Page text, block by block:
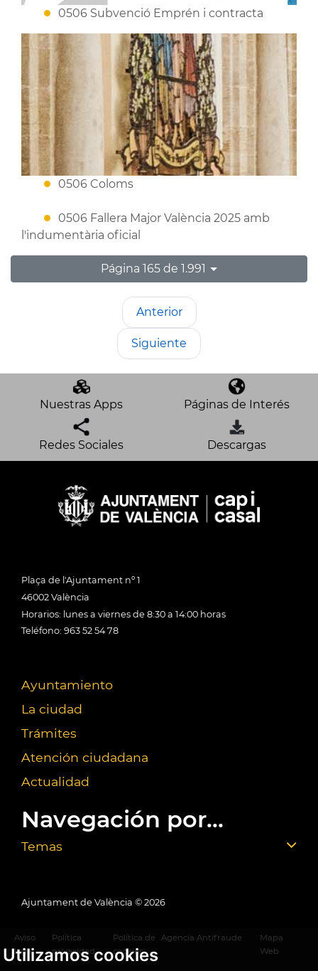
Utilizamos cookies
0506 Subvenció Emprén i contracta
0506 Coloms
0506 Fallera Major València 2025 amb
l'indumentària oficial
Página 165 de 1.991
Anterior
Siguiente
Nuestras Apps Páginas de Interés
Redes Sociales Descargas
Plaça de l'Ajuntament nº 1
46002 València
Horarios: lunes a viernes de 8:30 a 14:00 horas
Teléfono: 963 52 54 78
Ayuntamiento
La ciudad
Trámites
Atención ciudadana
Actualidad
Navegación por...
Temas
Ajuntament de València © 2026
Aviso
legal
Política
privacidad
Política de
cookies
Agencia Antifraude
Mapa
Web